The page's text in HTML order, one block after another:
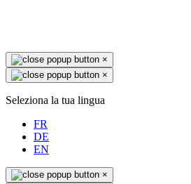
×
×
Seleziona la tua lingua
FR
DE
EN
×